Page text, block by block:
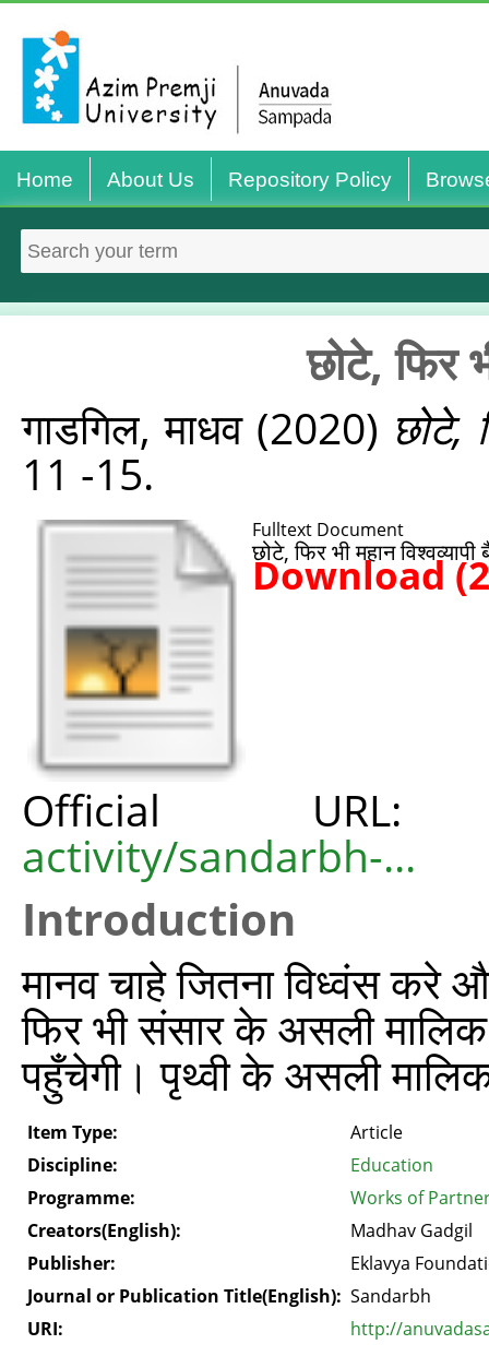
Home About Us Repository Policy
छोटे, फिर
गाडगिल, माधव(2020) छोटे,
11 -15.
Fulltext Document
छोटे, फिर भी महान विश्वव्यापी
Download
Official
activity/sandarbh-...
Introduction
मानव चाहे जितना विध्वंस करे
फिर भी संसार के असली मालिक
पहुँचेगी। पृथ्वी के असली
Item Type:
Article
Discipline:
Education
Programme:
Works of
Creators(English):
Madhav Gadgil
Publisher:
Eklavya
Journal or Publication Title(English): Sandarbh
URI:
http://